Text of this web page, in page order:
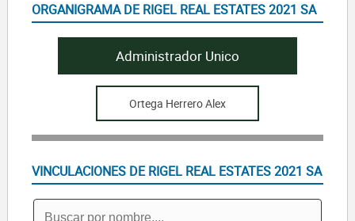
ORGANIGRAMA DE RIGEL REAL ESTATES 2021 SA
Administrador Unico
Ortega Herrero Alex
VINCULACIONES DE RIGEL REAL ESTATES 2021 SA